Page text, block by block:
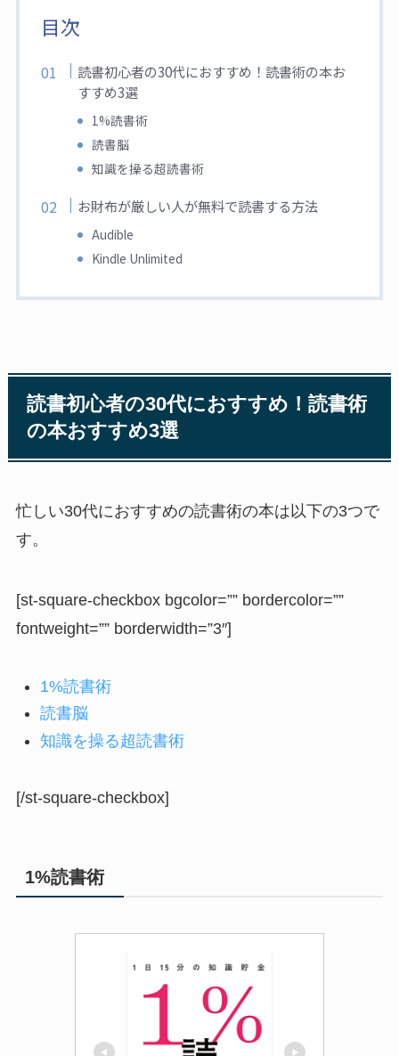
目次
読書初心者の30代におすすめ！読書術の本お
すすめ3選
1%読書術
読書脳
知識を操る超読書術
お財布が厳しい人が無料で読書する方法
Audible
Kindle Unlimited
読書初心者の30代におすすめ！読書術
の本おすすめ3選
忙しい30代におすすめの読書術の本は以下の3つで
す。
[st-square-checkbox bgcolor=”” bordercolor=””
fontweight=”” borderwidth=”3″]
1%読書術
読書脳
知識を操る超読書術
[/st-square-checkbox]
1%読書術